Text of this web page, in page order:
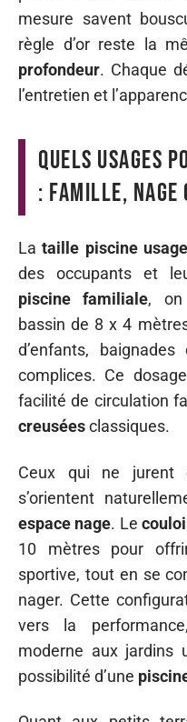
mesure savent
règle d’or reste la
profondeur. Chaque
l’entretien et
Quels usages
: famille, nage
Lataille piscine usage
des occupants et
piscine familiale, on
bassin de 8 x 4
d’enfants,
complices. Ce
facilité de circulation
creuséesclassiques.
Ceux qui ne jurent
s’orientent
espace nage. Le
10 mètres pour
sportive, tout en se
nager. Cette
vers la
moderne aux jardins
possibilité d’une